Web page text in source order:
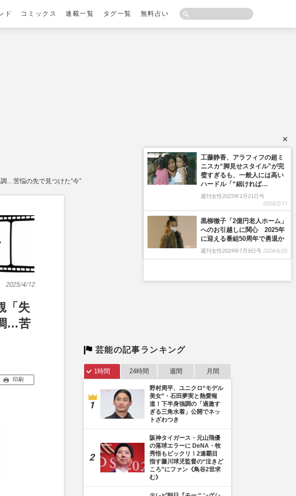
ド コミックス 連載一覧 タグ一覧 無料占い
…苦悩の先で見つけた“今”
2025/4/12
「失
…苦
印刷
芸能の記事ランキング
1時間 24時間 週間 月間
野村周平、ユニクロ“モデル
美女”・石田夢実と熱愛報
道！下半身強調の「過激す
ぎる三角水着」公開でネッ
トざわつき
阪神タイガース・元山飛優
の落球エラーに DeNA・牧
秀悟もビックリ！2連覇目
指す藤川球児監督の“泣きど
ころ”にファン《鳥谷2世求
む》
×
工藤静香、アラフィフの超ミ
ニスカ“脚見せスタイル”が完
璧すぎるも、一般人には高い
ハードル「“細ければ…
週刊女性2023年2月21日号
2023/2/11
黒柳徹子「2億円老人ホーム」
へのお引越しに関心 2025年
に迎える番組50周年で勇退か
週刊女性2024年7月9日号 2024/6/25